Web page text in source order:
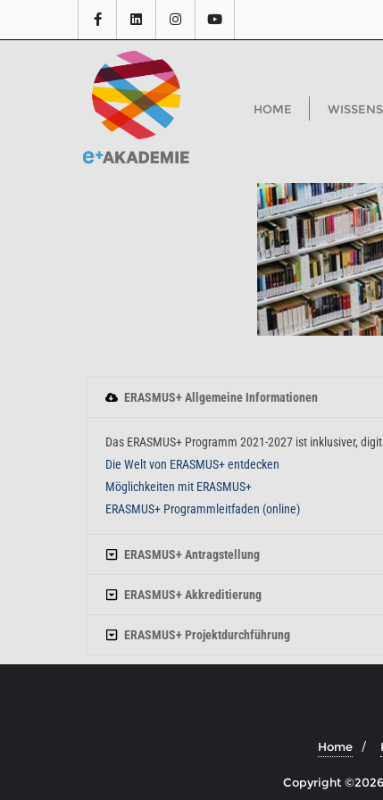
HOME
ERASMUS+ Allgemeine Informationen
Das ERASMUS+ Programm 2021-2027 ist inklusiver,
Die Welt von ERASMUS+ entdecken
Möglichkeiten mit ERASMUS+
ERASMUS+ Programmleitfaden (online)
ERASMUS+ Antragstellung
ERASMUS+ Akkreditierung
ERASMUS+ Projektdurchführung
Home
Copyright